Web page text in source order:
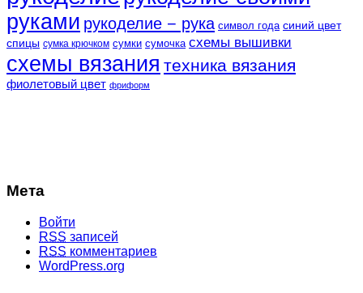
руками рукоделие − рука символ года синий цвет
спицы сумка крючком сумки сумочка схемы вышивки
схемы вязания техника вязания
фиолетовый цвет фриформ
Мета
Войти
RSS записей
RSS комментариев
WordPress.org